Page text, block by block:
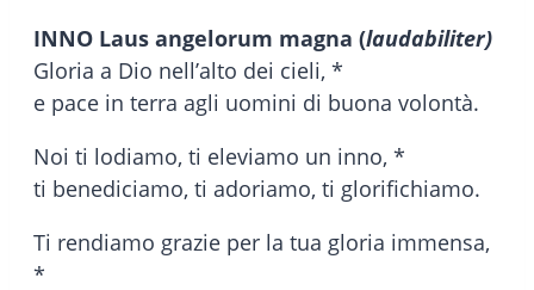
INNO Laus angelorum magna (laudabiliter)
Gloria a Dio nell’alto dei cieli, *
e pace in terra agli uomini di buona volontà.
Noi ti lodiamo, ti eleviamo un inno, *
ti benediciamo, ti adoriamo, ti glorifichiamo.
Ti rendiamo grazie per la tua gloria immensa,
*